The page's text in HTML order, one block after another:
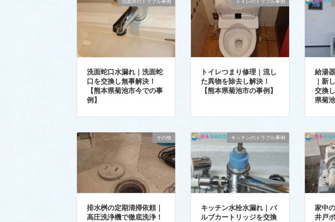
洗面所のトラブル事例
洗面蛇口水漏れ｜洗面蛇
口を交換し無事解決！
【熊本県菊池市今での事
例】
トイレのトラブル事例
トイレつまり修理｜流し
た異物を除去し解決！
【熊本県菊池市の事例】
給湯
｜新
交換
県菊
その他
排水桝の定期清掃依頼｜
高圧洗浄機で徹底洗浄！
キッチンのトラブル事例
キッチン水栓水漏れ｜バ
ルブカートリッジを交換
家中
井戸